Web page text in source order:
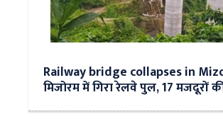
Railway bridge collapses in
मिजोरम में गिरा रेलवे पुल, 17 मजदूरों